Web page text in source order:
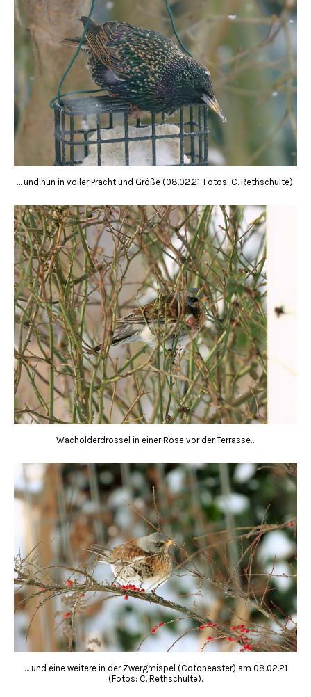
… und nun in voller Pracht und Größe (08.02.21, Fotos: C. Rethschulte).
Wacholderdrossel in einer Rose vor der Terrasse…
… und eine weitere in der Zwergmispel (Cotoneaster) am 08.02.21
(Fotos: C. Rethschulte).